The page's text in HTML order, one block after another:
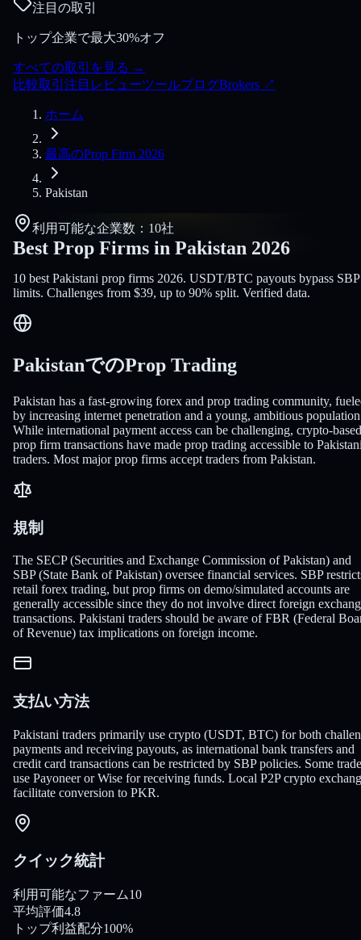
注目の取引
トップ企業で最大30%オフ
すべての取引を見る →
比較取引 注目 レビューツールブログBrokers ↗
ホーム
最高のProp Firm 2026
Pakistan
利用可能な企業数：10社
Best Prop Firms in Pakistan 2026
10 best Pakistani prop firms 2026. USDT/BTC payouts bypass SBP
limits. Challenges from $39, up to 90% split. Verified data.
PakistanでのProp Trading
Pakistan has a fast-growing forex and prop trading community,
by increasing internet penetration and a young, ambitious
While international payment access can be challenging, crypto-based
prop firm transactions have made prop trading accessible to
traders. Most major prop firms accept traders from Pakistan.
規制
The SECP (Securities and Exchange Commission of Pakistan) and
SBP (State Bank of Pakistan) oversee financial services. SBP
retail forex trading, but prop firms on demo/simulated accounts are
generally accessible since they do not involve direct foreign
transactions. Pakistani traders should be aware of FBR (Federal
of Revenue) tax implications on foreign income.
支払い方法
Pakistani traders primarily use crypto (USDT, BTC) for both
payments and receiving payouts, as international bank transfers and
credit card transactions can be restricted by SBP policies. Some
use Payoneer or Wise for receiving funds. Local P2P crypto
facilitate conversion to PKR.
クイック統計
利用可能なファーム10
平均評価4.8
トップ利益配分100%